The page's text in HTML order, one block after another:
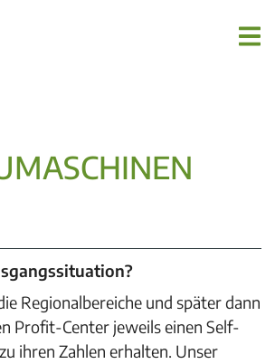
Regionalbereiche und später dann
Profit-Center jeweils einen Self-
ihren Zahlen erhalten. Unser